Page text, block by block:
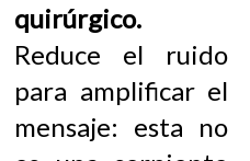
quirúrgico.
Reduce el ruido
para amplificar el
mensaje: esta no